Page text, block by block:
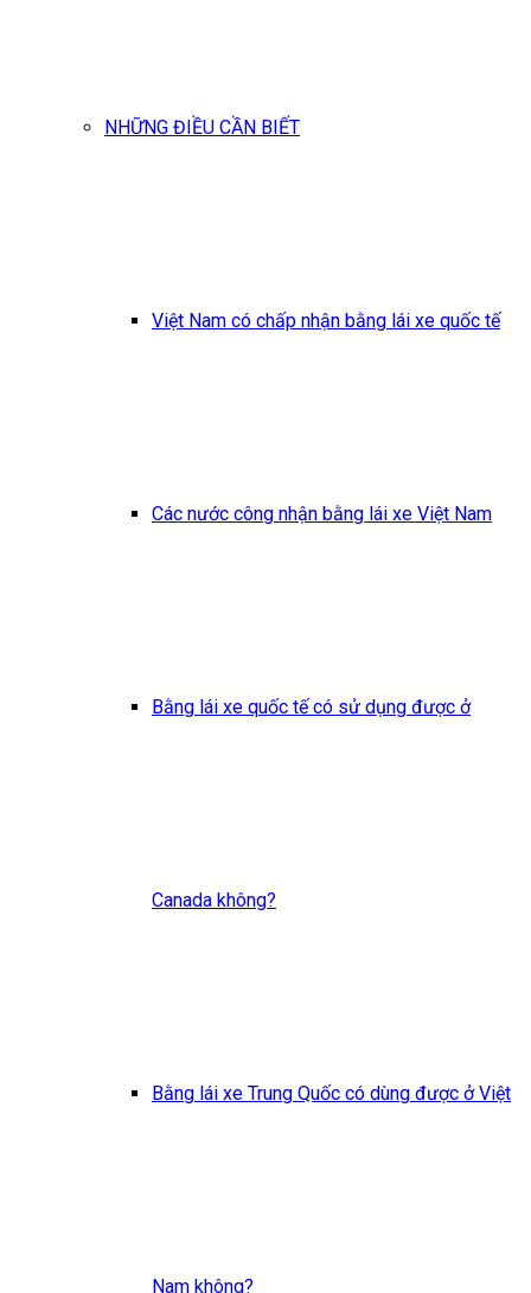
NHỮNG ĐIỀU CẦN BIẾT
Việt Nam có chấp nhận bằng lái xe quốc tế
Các nước công nhận bằng lái xe Việt Nam
Bằng lái xe quốc tế có sử dụng được ở
Canada không?
Bằng lái xe Trung Quốc có dùng được ở Việt
Nam không?